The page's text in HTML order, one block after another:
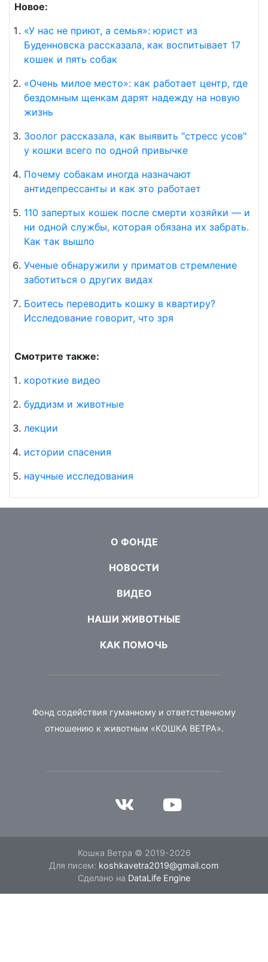
Новое:
«У нас не приют, а семья»: юрист из
Буденновска рассказала, как воспитывает 17
кошек и пять собак
«Очень милое место»: как работает центр, где
бездомным щенкам дарят надежду на новую
жизнь
Зоолог рассказала, как выявить "стресс усов"
у кошки всего по одной привычке
Почему собакам иногда назначают
антидепрессанты и как это работает
110 запертых кошек после смерти хозяйки — и
ни одной службы, которая обязана их забрать.
Как так вышло
Ученые обнаружили у приматов стремление
заботиться о других видах
Боитесь переводить кошку в квартиру?
Исследование говорит, что зря
Смотрите также:
короткие видео
буддизм и животные
лекции
истории спасения
научные исследования
О ФОНДЕ
НОВОСТИ
ВИДЕО
НАШИ ЖИВОТНЫЕ
КАК ПОМОЧЬ
Фонд содействия гуманному и ответственному
отношению к животным «КОШКА ВЕТРА».
Кошка Ветра © 2019-2026
Для писем: koshkavetra2019@gmail.com
Сделано на DataLife Engine